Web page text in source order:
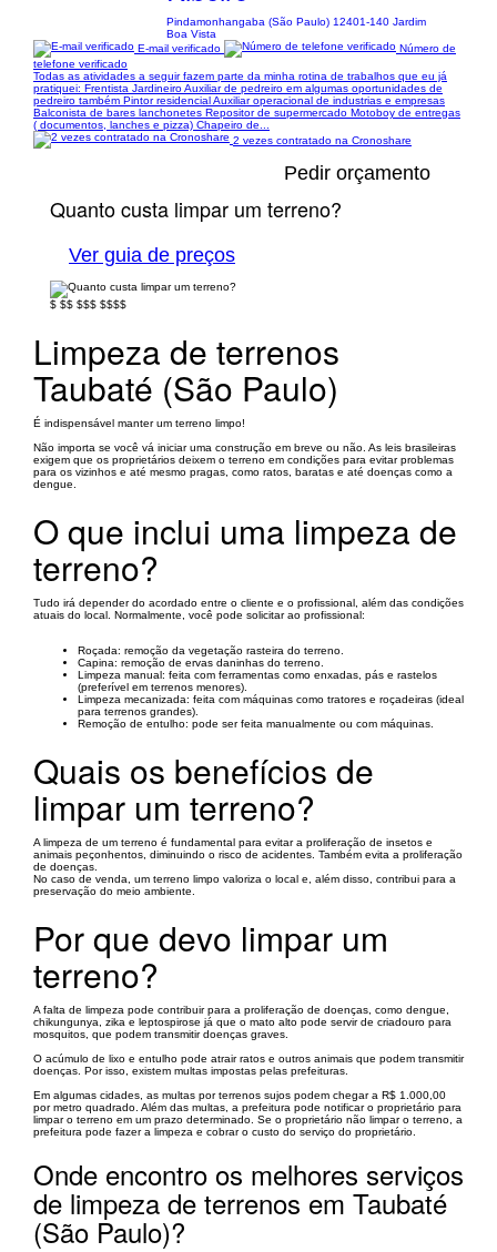
Pindamonhangaba (São Paulo) 12401-140 Jardim
Boa Vista
E-mail verificado
Número de
telefone verificado
Todas as atividades a seguir fazem parte da minha rotina de trabalhos que eu já
pratiquei: Frentista Jardineiro Auxiliar de pedreiro em algumas oportunidades de
pedreiro também Pintor residencial Auxiliar operacional de industrias e empresas
Balconista de bares lanchonetes Repositor de supermercado Motoboy de entregas
( documentos, lanches e pizza) Chapeiro de...
2 vezes contratado na Cronoshare
Pedir orçamento
Quanto custa limpar um terreno?
Ver guia de preços
$ $$ $$$ $$$$
Limpeza de terrenos
Taubaté (São Paulo)
É indispensável manter um terreno limpo!
Não importa se você vá iniciar uma construção em breve ou não. As leis brasileiras
exigem que os proprietários deixem o terreno em condições para evitar problemas
para os vizinhos e até mesmo pragas, como ratos, baratas e até doenças como a
dengue.
O que inclui uma limpeza de
terreno?
Tudo irá depender do acordado entre o cliente e o profissional, além das condições
atuais do local. Normalmente, você pode solicitar ao profissional:
Roçada: remoção da vegetação rasteira do terreno.
Capina: remoção de ervas daninhas do terreno.
Limpeza manual: feita com ferramentas como enxadas, pás e rastelos
(preferível em terrenos menores).
Limpeza mecanizada: feita com máquinas como tratores e roçadeiras (ideal
para terrenos grandes).
Remoção de entulho: pode ser feita manualmente ou com máquinas.
Quais os benefícios de
limpar um terreno?
A limpeza de um terreno é fundamental para evitar a proliferação de insetos e
animais peçonhentos, diminuindo o risco de acidentes. Também evita a proliferação
de doenças.
No caso de venda, um terreno limpo valoriza o local e, além disso, contribui para a
preservação do meio ambiente.
Por que devo limpar um
terreno?
A falta de limpeza pode contribuir para a proliferação de doenças, como dengue,
chikungunya, zika e leptospirose já que o mato alto pode servir de criadouro para
mosquitos, que podem transmitir doenças graves.
O acúmulo de lixo e entulho pode atrair ratos e outros animais que podem transmitir
doenças. Por isso, existem multas impostas pelas prefeituras.
Em algumas cidades, as multas por terrenos sujos podem chegar a R$ 1.000,00
por metro quadrado. Além das multas, a prefeitura pode notificar o proprietário para
limpar o terreno em um prazo determinado. Se o proprietário não limpar o terreno, a
prefeitura pode fazer a limpeza e cobrar o custo do serviço do proprietário.
Onde encontro os melhores serviços
de limpeza de terrenos em Taubaté
(São Paulo)?